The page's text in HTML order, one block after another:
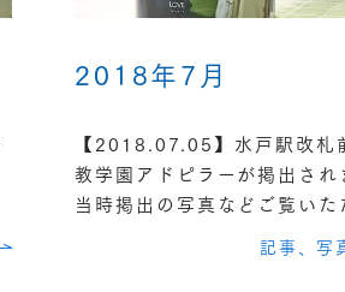
2018年7月
【2018.07.05】水戸駅改札
教学園アドピラーが掲出され
当時掲出の写真などご覧いた
記事、写